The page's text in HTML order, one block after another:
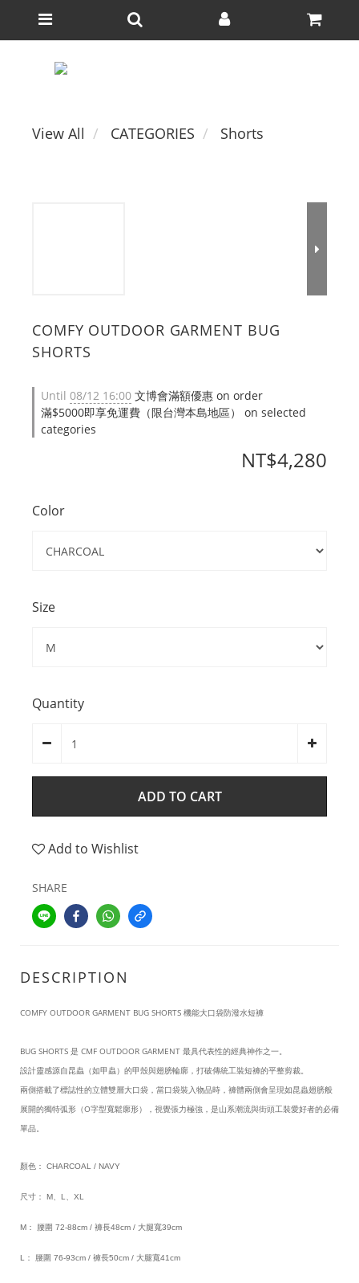
View All CATEGORIES Shorts
COMFY OUTDOOR GARMENT BUG
SHORTS
Until 08/12 16:00 文博會滿額優惠 on order
滿$5000即享免運費（限台灣本島地區） on selected
categories
NT$4,280
Color
Size
Quantity
ADD TO CART
Add to Wishlist
SHARE
DESCRIPTION
COMFY OUTDOOR GARMENT BUG SHORTS 機能大口袋防潑水短褲
BUG SHORTS 是 CMF OUTDOOR GARMENT 最具代表性的經典神作之一。
設計靈感源自昆蟲（如甲蟲）的甲殼與翅膀輪廓，打破傳統工裝短褲的平整剪裁。
兩側搭載了標誌性的立體雙層大口袋，當口袋裝入物品時，褲體兩側會呈現如昆蟲翅膀般
展開的獨特弧形（O字型寬鬆廓形），視覺張力極強，是山系潮流與街頭工裝愛好者的必備
單品。
顏色： CHARCOAL / NAVY
尺寸： M、L、XL
M： 腰圍 72-88cm / 褲長48cm / 大腿寬39cm
L： 腰圍 76-93cm / 褲長50cm / 大腿寬41cm